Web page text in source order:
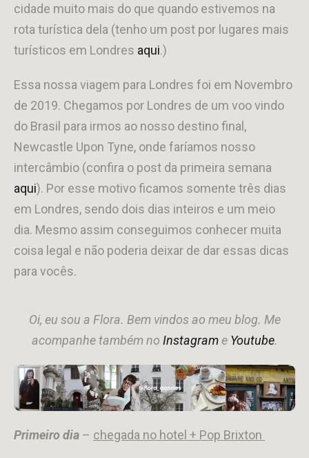
cidade muito mais do que quando estivemos na
rota turística dela (tenho um post por lugares mais
turísticos em Londres aqui.)
Essa nossa viagem para Londres foi em Novembro
de 2019. Chegamos por Londres de um voo vindo
do Brasil para irmos ao nosso destino final,
Newcastle Upon Tyne, onde faríamos nosso
intercâmbio (confira o post da primeira semana
aqui). Por esse motivo ficamos somente três dias
em Londres, sendo dois dias inteiros e um meio
dia. Mesmo assim conseguimos conhecer muita
coisa legal e não poderia deixar de dar essas dicas
para vocês.
Oi, eu sou a Flora. Bem vindos ao meu blog. Me
acompanhe também no Instagrame Youtube.
Primeiro dia – chegada no hotel + Pop Brixton